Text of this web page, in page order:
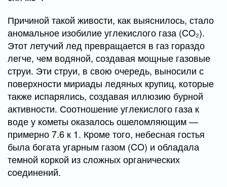
Причиной такой живости, как выяснилось, стало
аномальное изобилие углекислого газа (CO₂).
Этот летучий лед превращается в газ гораздо
легче, чем водяной, создавая мощные газовые
струи. Эти струи, в свою очередь, выносили с
поверхности мириады ледяных крупиц, которые
также испарялись, создавая иллюзию бурной
активности. Соотношение углекислого газа к
воде у кометы оказалось ошеломляющим —
примерно 7.6 к 1. Кроме того, небесная гостья
была богата угарным газом (CO) и обладала
темной коркой из сложных органических
соединений.